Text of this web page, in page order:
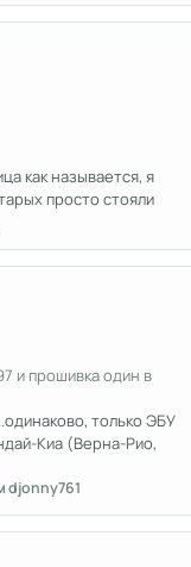
как называется, я
просто стояли
и прошивка один в
только ЭБУ
Киа (Верна-Рио,
djonny761